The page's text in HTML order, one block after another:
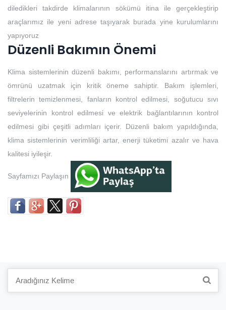
diledikleri takdirde klimalarının sökümü itina ile gerçekleştirip
araçlarımız ile yeni adrese taşıyarak burada yine kurulumlarını
yapıyoruz
Düzenli Bakımın Önemi
Klima sistemlerinin düzenli bakımı, performanslarını artırmak ve
ömrünü uzatmak için kritik öneme sahiptir. Bakım işlemleri,
filtrelerin temizlenmesi, fanların kontrol edilmesi, soğutucu sıvı
seviyelerinin kontrol edilmesi ve elektrik bağlantılarının kontrol
edilmesi gibi çeşitli adımları içerir. Düzenli bakım yapıldığında,
klima sistemlerinin verimliliği artar, enerji tüketimi azalır ve hava
kalitesi iyileşir.
Sayfamızı Paylaşın